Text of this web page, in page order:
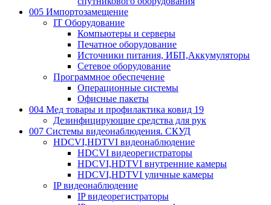
005 Импортозамещение
IT Оборудование
Компьютеры и серверы
Печатное оборудование
Источники питания, ИБП,Аккумуляторы
Сетевое оборудование
Программное обеспечение
Операционные системы
Офисные пакеты
004 Мед товары и профилактика ковид 19
Дезинфицирующие средства для рук
007 Системы видеонаблюдения. СКУД
HDCVI,HDTVI видеонаблюдение
HDCVI видеорегистраторы
HDCVI,HDTVI внутренние камеры
HDCVI,HDTVI уличные камеры
IP видеонаблюдение
IP видеорегистраторы